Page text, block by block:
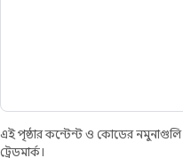
এই পৃষ্ঠার কন্টেন্ট ও কোডের নমুনাগুলি
ট্রেডমার্ক।